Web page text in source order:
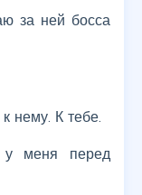
за ней босса
нему. К тебе.
у меня перед